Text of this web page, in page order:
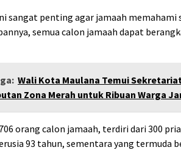
sangat penting agar jamaah memahami
semua calon jamaah dapat
Wali Kota Maulana Temui
Zona Merah untuk Ribuan Warga
orang calon jamaah, terdiri dari 300
93 tahun, sementara yang termuda